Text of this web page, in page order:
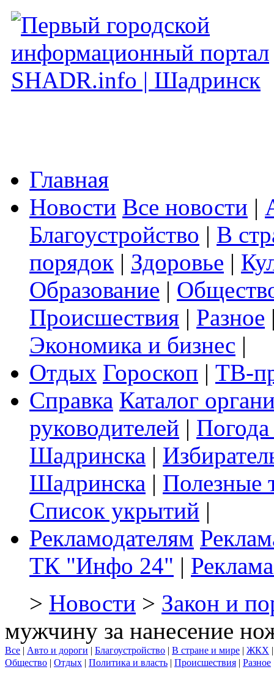
Главная
Новости Все новости |
Благоустройство | В
порядок | Здоровье |
Образование |
Происшествия | Разное
Экономика и бизнес |
Отдых Гороскоп | ТВ-
Справка Каталог
руководителей |
Шадринска |
Шадринска | Полезные
Список укрытий |
Рекламодателям
ТК "Инфо 24" |
> Новости > Закон и
мужчину за нанесение
Все | Авто и дороги | Благоустройство | В стране и мире | ЖКХ
Общество | Отдых | Политика и власть | Происшествия | Разное